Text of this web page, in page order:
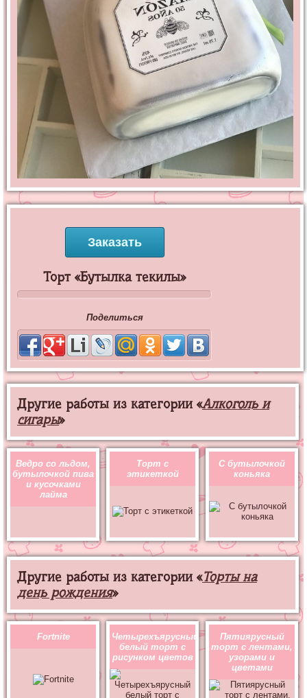
Заказать
Торт «Бутылка текилы»
Поделиться
Другие работы из категории «Алкоголь и
сигары»
Ведро со льдом,
бутылочкой пива
и кусочками
лайма
Торт с
этикеткой
С бутылочкой
коньяка
Другие работы из категории «Торты на
день рождения»
Fortnite
Четырехъярусный
белый торт с
рисунком цветов
Пятиярусный
торт с лентами,
узорами и
цветами